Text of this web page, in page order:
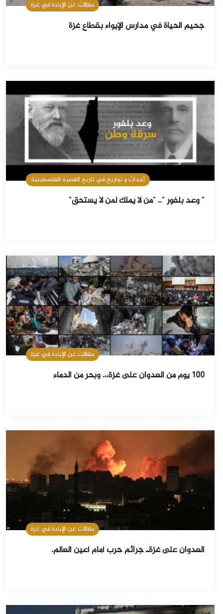
مقالات عن الإبادة في غزة
جحيم الحياة في مدارس الإيواء بقطاع غزة
أحداث و تواريخ في تاريخ القضية الفلسطينية
" وعد بلفور ".. "من لا يملك لمن لا يستحق"
مقالات عن الإبادة في غزة
100 يوم من العدوان على غزة،،. وبحر من الدماء
مقالات عن الإبادة في غزة
العدوان على غزةـ جرائم حرب أمام أعين العالم.